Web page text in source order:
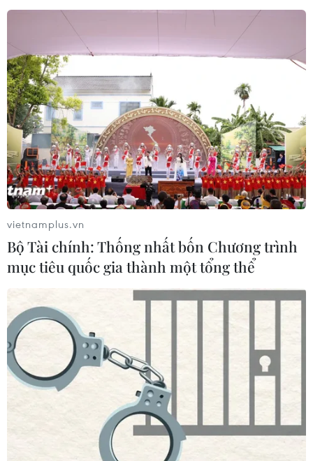
TIN CÙNG CHUYÊN MỤC
Cơ cấu lại vốn nhà nước tại doanh
nghiệp gắn với mục tiêu tăng trưởng
hai con số
07/08/2026 13:16
Bộ Tài chính: Thống nhất bốn
Chương trình mục tiêu quốc gia
vietnamplus.vn
Bộ Tài chính: Thống nhất bốn Chương trình
mục tiêu quốc gia thành một tổng thể